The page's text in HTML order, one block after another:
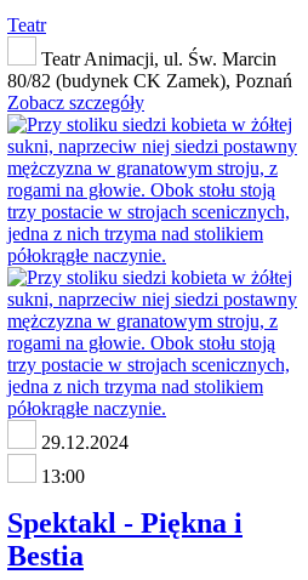
Teatr
Teatr Animacji, ul. Św. Marcin
80/82 (budynek CK Zamek), Poznań
Zobacz szczegóły
29.12.2024
13:00
Spektakl - Piękna i
Bestia